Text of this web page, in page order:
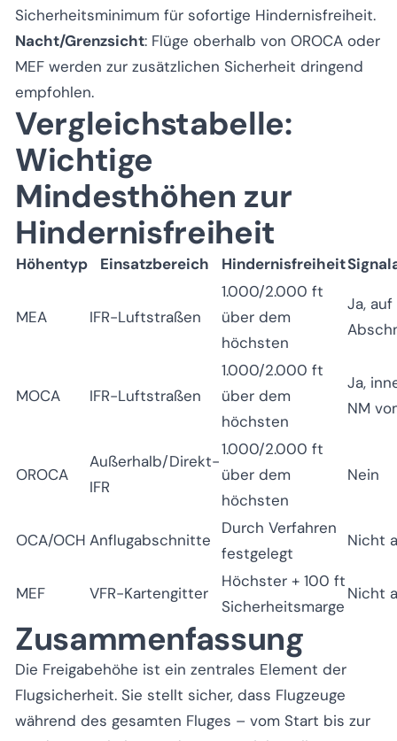
Sicherheitsminimum für sofortige Hindernisfreiheit.
Nacht/Grenzsicht: Flüge oberhalb von OROCA oder
MEF werden zur zusätzlichen Sicherheit dringend
empfohlen.
Vergleichstabelle:
Wichtige
Mindesthöhen zur
Hindernisfreiheit
Höhentyp Einsatzbereich Hindernisfreiheit
MEA IFR-Luftstraßen
1.000/2.000 ft
über dem
höchsten
Ja,
MOCA IFR-Luftstraßen
1.000/2.000 ft
über dem
höchsten
Ja,
NM
OROCA
Außerhalb/Direkt-
IFR
1.000/2.000 ft
über dem
höchsten
Nein
OCA/OCH Anflugabschnitte
Durch Verfahren
festgelegt
Nicht
MEF VFR-Kartengitter
Höchster + 100 ft
Sicherheitsmarge
Nicht
Zusammenfassung
Die Freigabehöhe ist ein zentrales Element der
Flugsicherheit. Sie stellt sicher, dass Flugzeuge
während des gesamten Fluges – vom Start bis zur